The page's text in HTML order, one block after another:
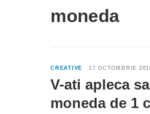
moneda
CREATIVE 17 OCTOMBRIE
V-ati apleca
moneda de 1